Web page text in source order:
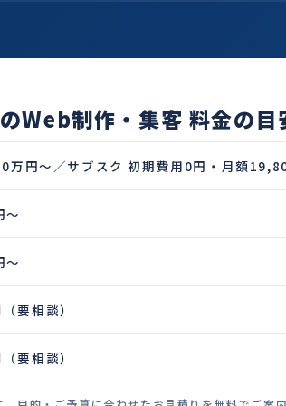
Web制作・集客 料金の目
万円〜／サブスク 初期費用0円・月額
〜
〜
要相談）
要相談）